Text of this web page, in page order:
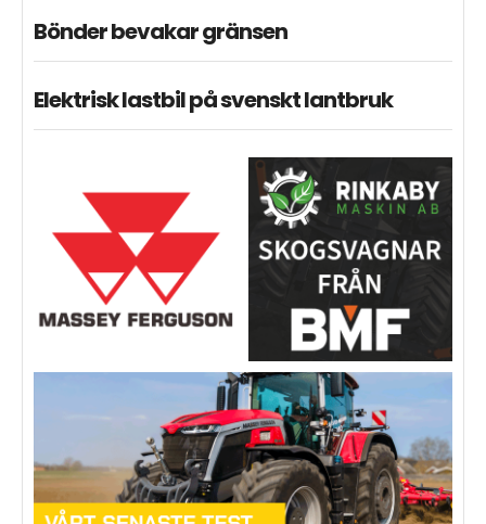
Bönder bevakar gränsen
Elektrisk lastbil på svenskt lantbruk